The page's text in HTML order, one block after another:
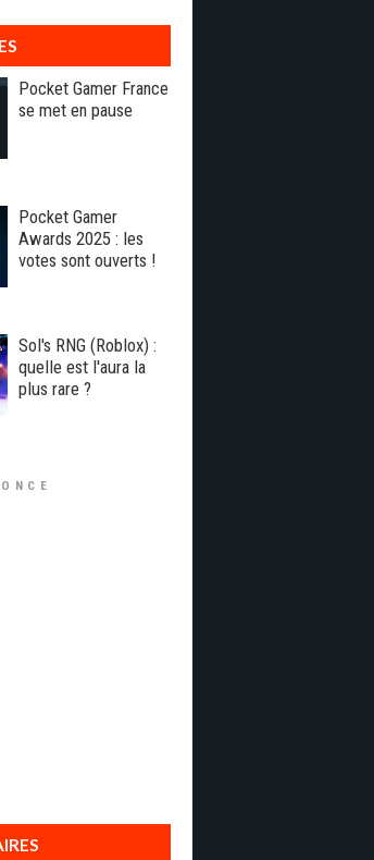
Pocket Gamer France
se met en pause
Pocket Gamer
Awards 2025 : les
votes sont ouverts !
Sol's RNG (Roblox) :
quelle est l'aura la
plus rare ?